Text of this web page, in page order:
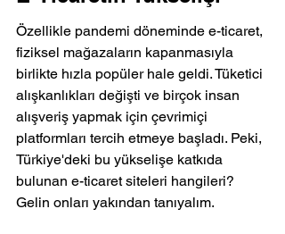
Özellikle pandemi döneminde e-ticaret,
fiziksel mağazaların kapanmasıyla
birlikte hızla popüler hale geldi. Tüketici
alışkanlıkları değişti ve birçok insan
alışveriş yapmak için çevrimiçi
platformları tercih etmeye başladı. Peki,
Türkiye'deki bu yükselişe katkıda
bulunan e-ticaret siteleri hangileri?
Gelin onları yakından tanıyalım.